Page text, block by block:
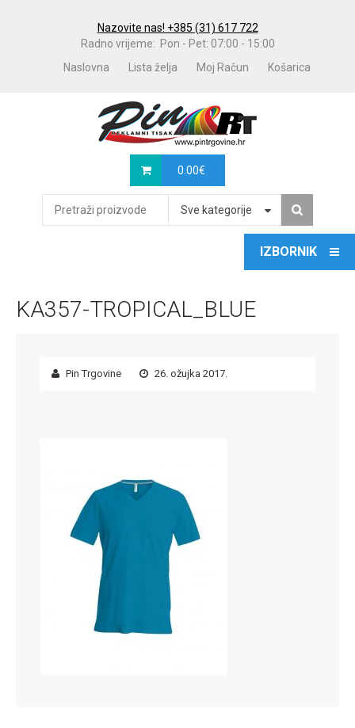
Nazovite nas! +385 (31) 617 722
Radno vrijeme: Pon - Pet: 07:00 - 15:00
Naslovna
Lista želja Moj Račun Košarica
0.00€
Sve kategorije
KA357-TROPICAL_BLUE
Pin Trgovine 26. ožujka 2017.